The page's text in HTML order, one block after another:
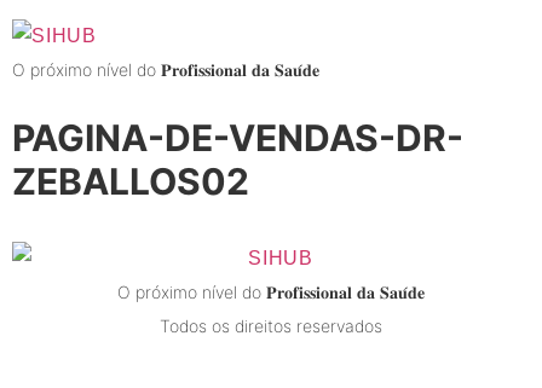
O próximo nível do 𝐏𝐫𝐨𝐟𝐢𝐬𝐬𝐢𝐨𝐧𝐚𝐥 𝐝𝐚 𝐒𝐚𝐮́𝐝𝐞
PAGINA-DE-VENDAS-DR-
ZEBALLOS02
O próximo nível do 𝐏𝐫𝐨𝐟𝐢𝐬𝐬𝐢𝐨𝐧𝐚𝐥 𝐝𝐚 𝐒𝐚𝐮́𝐝𝐞
Todos os direitos reservados